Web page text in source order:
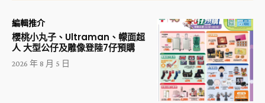
編輯推介
櫻桃小丸子、Ultraman、幪面超
人 大型公仔及雕像登陸7仔預購
2026 年 8 月 5 日